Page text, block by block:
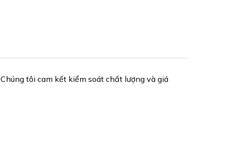
. Chúng tôi cam kết kiểm soát chất lượng và giá